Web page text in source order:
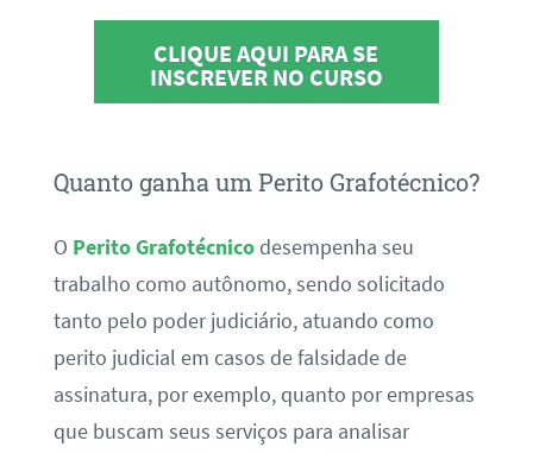
CLIQUE AQUI PARA SE
INSCREVER NO CURSO
Quanto ganha um Perito Grafotécnico?
O Perito Grafotécnicodesempenha seu
trabalho como autônomo, sendo solicitado
tanto pelo poder judiciário, atuando como
perito judicial em casos de falsidade de
assinatura, por exemplo, quanto por empresas
que buscam seus serviços para analisar